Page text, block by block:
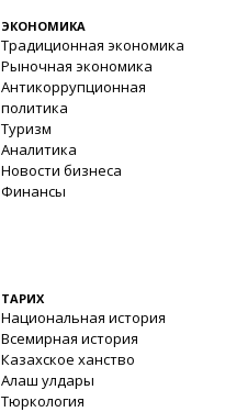
ЭКОНОМИКА
Традиционная экономика
Рыночная экономика
Антикоррупционная
политика
Туризм
Аналитика
Новости бизнеса
Финансы
ТАРИХ
Национальная история
Всемирная история
Казахское ханство
Алаш улдары
Тюркология